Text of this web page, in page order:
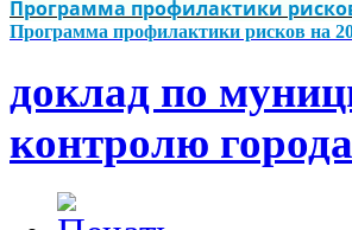
Программа профилактики
Программа профилактики рисков на
доклад по
контролю